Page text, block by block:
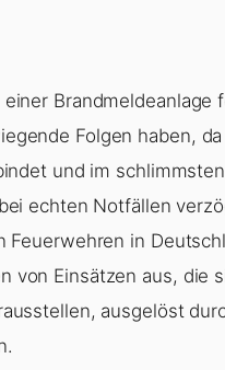
Brandmeldeanlage
Folgen haben,
und im
echten Notfällen
Feuerwehren in
von Einsätzen aus, die
ausgelöst